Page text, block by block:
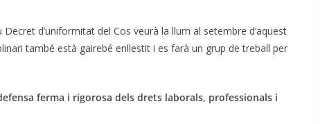
d’uniformitat del Cos veurà la llum al setembre d’aquest
també està gairebé enllestit i es farà un grup de treball per
ferma i rigorosa dels drets laborals, professionals i